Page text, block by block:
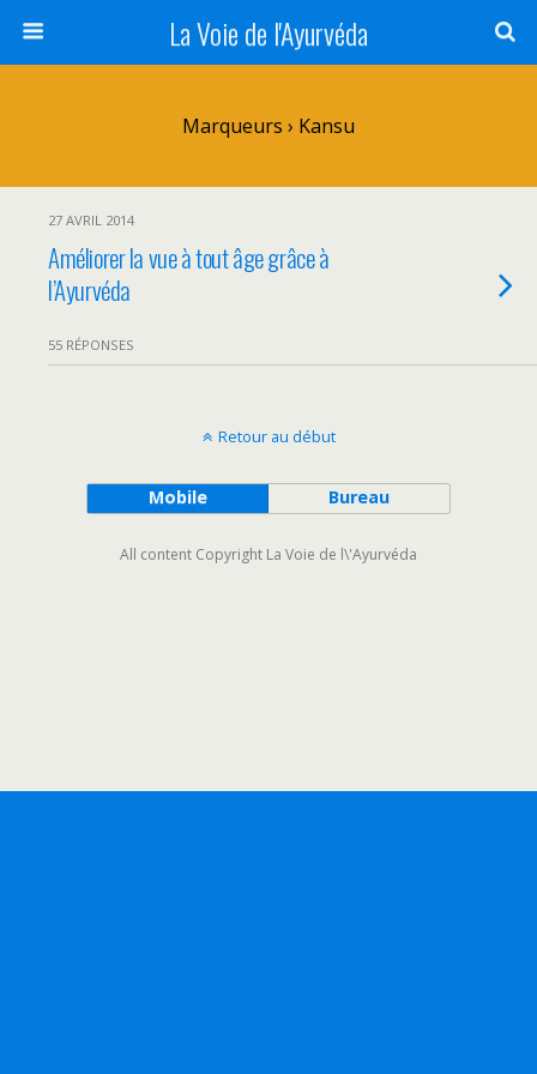
La Voie de l'Ayurvéda
Marqueurs › Kansu
27 AVRIL 2014
Améliorer la vue à tout âge grâce à
l’Ayurvéda
55 RÉPONSES
Retour au début
Mobile Bureau
All content Copyright La Voie de l\'Ayurvéda